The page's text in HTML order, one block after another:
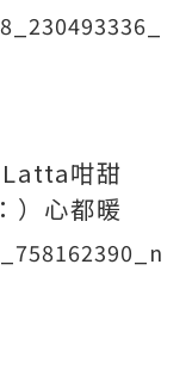
咁甜
）心都暖